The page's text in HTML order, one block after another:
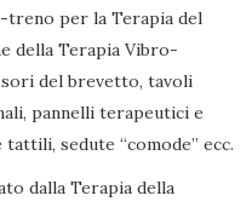
treno per la Terapia del
della Terapia Vibro-
del brevetto, tavoli
pannelli terapeutici e
sedute “comode” ecc.
dalla Terapia della